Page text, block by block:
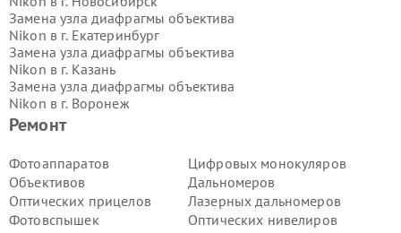
Ремонт
Фотоаппаратов
Объективов
Оптических прицелов
Фотовспышек
Цифровых монокуляров
Дальномеров
Лазерных дальномеров
Оптических нивелиров
Замена узла диафрагмы объектива
Nikon в г. Екатеринбург
Замена узла диафрагмы объектива
Nikon в г. Казань
Замена узла диафрагмы объектива
Nikon в г. Воронеж
Замена узла диафрагмы объектива
Замена узла диафрагмы объектива
Nikon в г.Самара
Замена узла диафрагмы объектива
Nikon в г.Пермь
Замена узла диафрагмы объектива